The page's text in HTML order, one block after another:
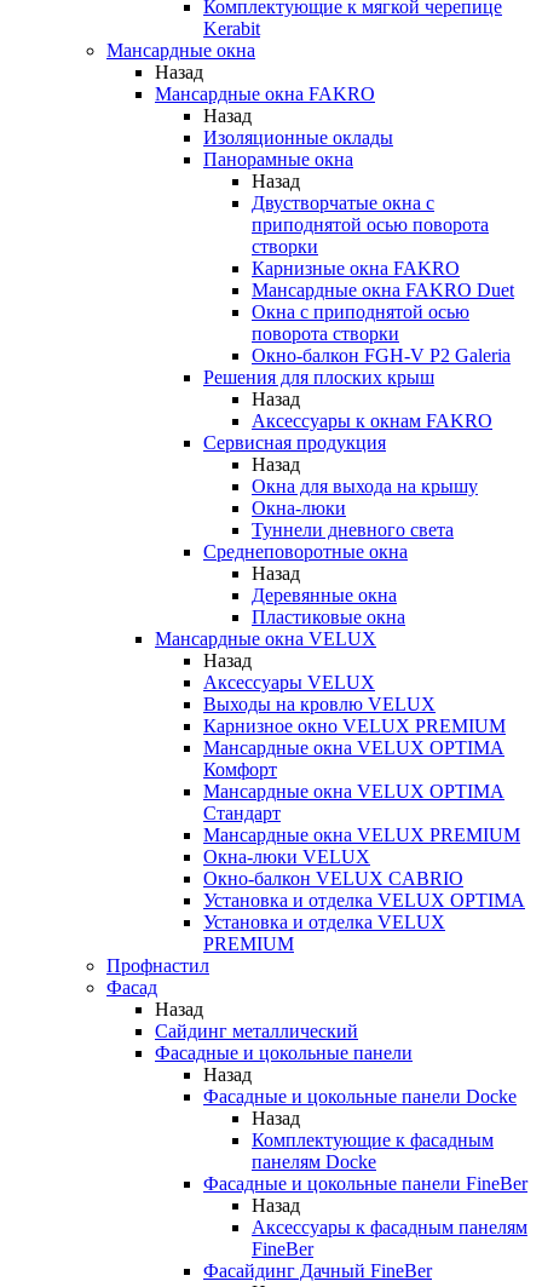
Комплектующие к мягкой черепице
Kerabit
Мансардные окна
Назад
Мансардные окна FAKRO
Назад
Изоляционные оклады
Панорамные окна
Назад
Двустворчатые окна с
приподнятой осью поворота
створки
Карнизные окна FAKRO
Мансардные окна FAKRO Duet
Окна с приподнятой осью
поворота створки
Окно-балкон FGH-V P2 Galeria
Решения для плоских крыш
Назад
Аксессуары к окнам FAKRO
Сервисная продукция
Назад
Окна для выхода на крышу
Окна-люки
Туннели дневного света
Среднеповоротные окна
Назад
Деревянные окна
Пластиковые окна
Мансардные окна VELUX
Назад
Аксессуары VELUX
Выходы на кровлю VELUX
Карнизное окно VELUX PREMIUM
Мансардные окна VELUX OPTIMA
Комфорт
Мансардные окна VELUX OPTIMA
Стандарт
Мансардные окна VELUX PREMIUM
Окна-люки VELUX
Окно-балкон VELUX CABRIO
Установка и отделка VELUX OPTIMA
Установка и отделка VELUX
PREMIUM
Профнастил
Фасад
Назад
Сайдинг металлический
Фасадные и цокольные панели
Назад
Фасадные и цокольные панели Docke
Назад
Комплектующие к фасадным
панелям Docke
Фасадные и цокольные панели FineBer
Назад
Аксессуары к фасадным панелям
FineBer
Фасайдинг Дачный FineBer